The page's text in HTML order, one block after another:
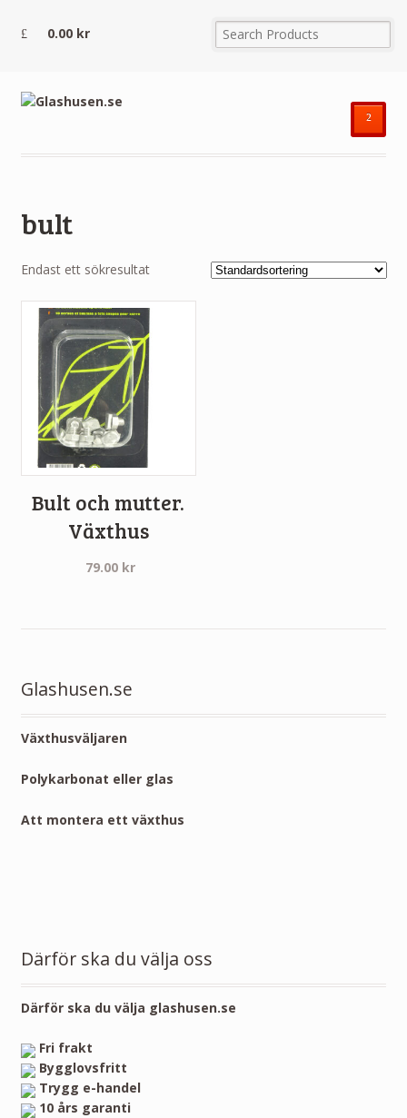
0.00 kr
²
bult
Endast ett sökresultat
Bult och mutter.
Växthus
79.00 kr
Glashusen.se
Växthusväljaren
Polykarbonat eller glas
Att montera ett växthus
Därför ska du välja oss
Därför ska du välja glashusen.se
Fri frakt
Bygglovsfritt
Trygg e-handel
10 års garanti